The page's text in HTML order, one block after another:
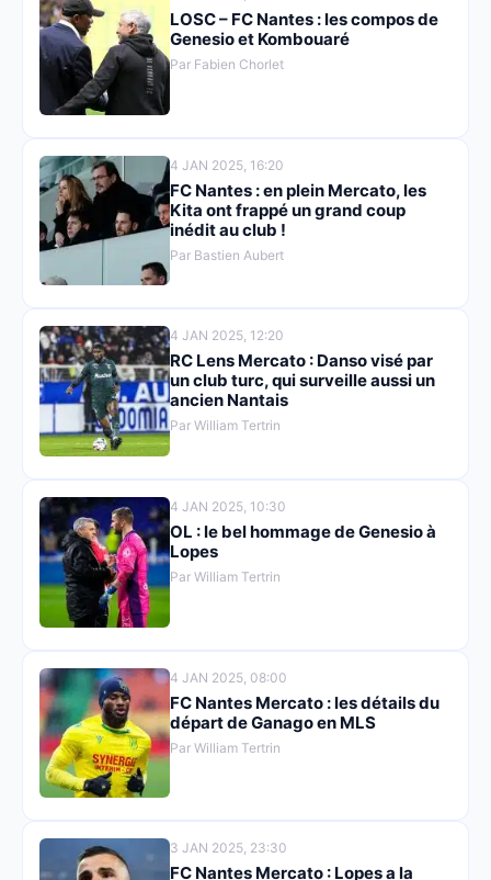
LOSC – FC Nantes : les compos de
Genesio et Kombouaré
Par Fabien Chorlet
4 JAN 2025, 16:20
FC Nantes : en plein Mercato, les
Kita ont frappé un grand coup
inédit au club !
Par Bastien Aubert
4 JAN 2025, 12:20
RC Lens Mercato : Danso visé par
un club turc, qui surveille aussi un
ancien Nantais
Par William Tertrin
4 JAN 2025, 10:30
OL : le bel hommage de Genesio à
Lopes
Par William Tertrin
4 JAN 2025, 08:00
FC Nantes Mercato : les détails du
départ de Ganago en MLS
Par William Tertrin
3 JAN 2025, 23:30
FC Nantes Mercato : Lopes a la